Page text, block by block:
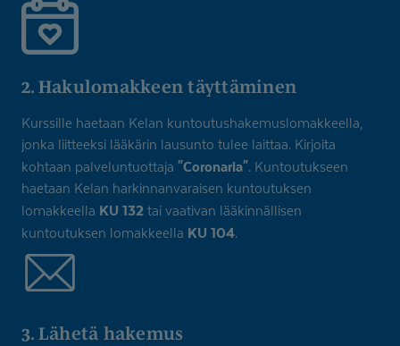
2. Hakulomakkeen täyttäminen
Kurssille haetaan Kelan kuntoutushakemuslomakkeella,
jonka liitteeksi lääkärin lausunto tulee laittaa. Kirjoita
kohtaan palveluntuottaja "Coronaria". Kuntoutukseen
haetaan Kelan harkinnanvaraisen kuntoutuksen
lomakkeella KU 132 tai vaativan lääkinnällisen
kuntoutuksen lomakkeella KU 104.
3. Lähetä hakemus